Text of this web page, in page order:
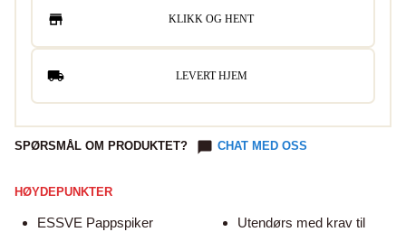
KLIKK OG HENT
LEVERT HJEM
SPØRSMÅL OM PRODUKTET? CHAT MED OSS
HØYDEPUNKTER
ESSVE Pappspiker
Utendørs med krav til